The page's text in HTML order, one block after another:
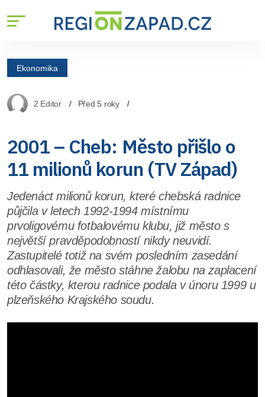
Ekonomika
2 Editor Před 5 roky
2001 – Cheb: Město přišlo o
11 milionů korun (TV Západ)
Jedenáct milionů korun, které chebská radnice
půjčila v letech 1992-1994 místnímu
prvoligovému fotbalovému klubu, již město s
největší pravděpodobností nikdy neuvidí.
Zastupitelé totiž na svém posledním zasedání
odhlasovali, že město stáhne žalobu na zaplacení
této částky, kterou radnice podala v únoru 1999 u
plzeňského Krajského soudu.